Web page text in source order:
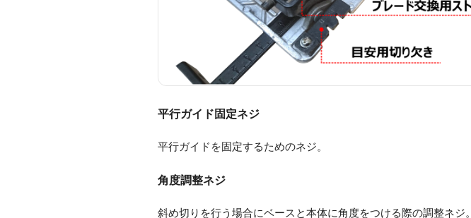
平行ガイド固定ネジ
平行ガイドを固定するためのネジ。
角度調整ネジ
斜め切りを行う場合にベースと本体に角度をつける際の調整ネジ。